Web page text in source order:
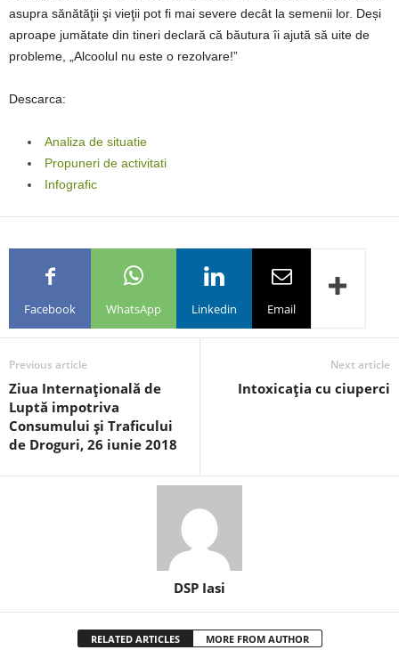
asupra sănătăţii şi vieţii pot fi mai severe decât la semenii lor. Deși
aproape jumătate din tineri declară că băutura îi ajută să uite de
probleme, „Alcoolul nu este o rezolvare!”
Descarca:
Analiza de situatie
Propuneri de activitati
Infografic
Facebook WhatsApp Linkedin Email
Previous article
Ziua Internaţională de
Luptă impotriva
Consumului şi Traficului
de Droguri, 26 iunie 2018
Next article
Intoxicaţia cu ciuperci
DSP Iasi
RELATED ARTICLES MORE FROM AUTHOR